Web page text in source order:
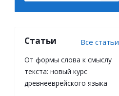
Статьи Все статьи
От формы слова к смыслу
текста: новый курс
древнееврейского языка